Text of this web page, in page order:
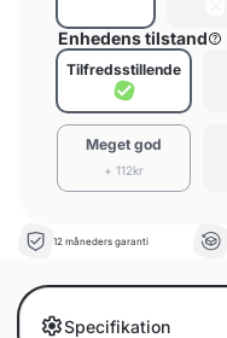
Enhedens tilstand
Tilfredsstillende
Meget god
+ 112kr
12 måneders garanti
Specifikation